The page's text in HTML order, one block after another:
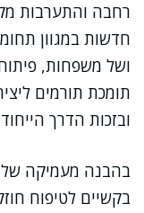
רחבה והתערבות
חדשות במגוון
ושל משפחות,
תומכת תורמים
ובזכות הדרך
בהבנה מעמיקה
בקשיים לטיפוח